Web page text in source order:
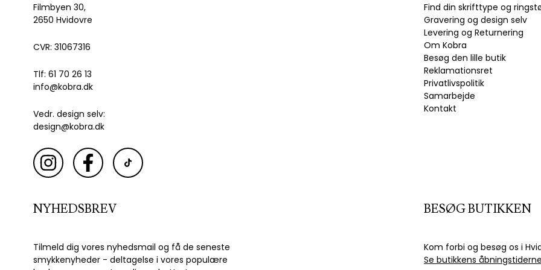
Filmbyen 30,
2650 Hvidovre
CVR: 31067316
Tlf: 61 70 26 13
info@kobra.dk
Vedr. design selv:
design@kobra.dk
Find din skrifttype og
Gravering og design selv
Levering og Returnering
Om Kobra
Besøg den lille butik
Reklamationsret
Privatlivspolitik
Samarbejde
Kontakt
NYHEDSBREV
Tilmeld dig vores nyhedsmail og få de seneste
smykkenyheder - deltagelse i vores populære
BESØG BUTIKKEN
Kom forbi og besøg os i
Se butikkens